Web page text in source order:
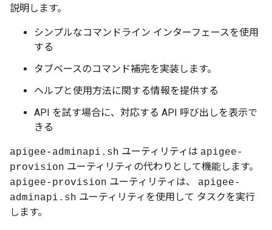
説明します。
シンプルなコマンドライン インターフェースを使用
する
タブベースのコマンド補完を実装します。
ヘルプと使用方法に関する情報を提供する
API を試す場合に、対応する API 呼び出しを表示で
きる
apigee-adminapi.sh ユーティリティは apigee-
provision ユーティリティの代わりとして機能します。
apigee-provision ユーティリティは、 apigee-
adminapi.sh ユーティリティを使用して タスクを実行
します。